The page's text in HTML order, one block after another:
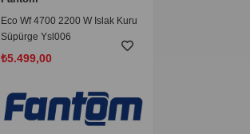
Eco Wf 4700 2200 W Islak Kuru
Süpürge Ysl006
₺5.499,00